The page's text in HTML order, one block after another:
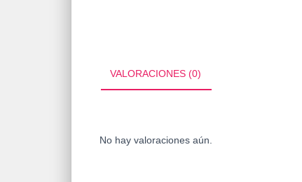
VALORACIONES (0)
No hay valoraciones aún.